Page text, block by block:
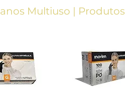
Multiuso | Produtos